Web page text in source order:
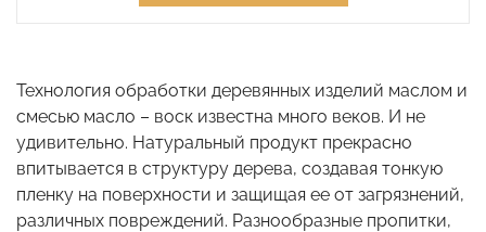
Технология обработки деревянных изделий маслом и
смесью масло – воск известна много веков. И не
удивительно. Натуральный продукт прекрасно
впитывается в структуру дерева, создавая тонкую
пленку на поверхности и защищая ее от загрязнений,
различных повреждений. Разнообразные пропитки,